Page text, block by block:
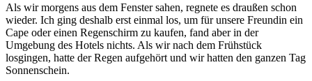
Als wir morgens aus dem Fenster sahen, regnete es draußen schon
wieder. Ich ging deshalb erst einmal los, um für unsere Freundin ein
Cape oder einen Regenschirm zu kaufen, fand aber in der
Umgebung des Hotels nichts. Als wir nach dem Frühstück
losgingen, hatte der Regen aufgehört und wir hatten den ganzen Tag
Sonnenschein.